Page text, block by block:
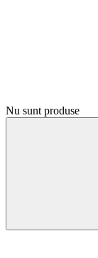
Nu sunt produse